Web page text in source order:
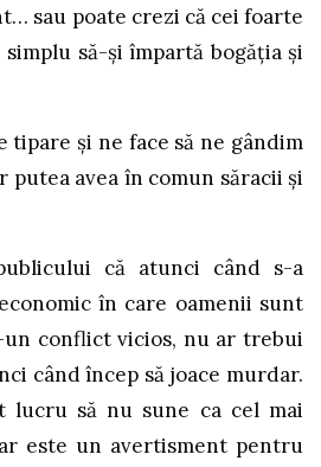
sau poate crezi că cei foarte
să-și împartă bogăția și
tipare și ne face să ne gândim
putea avea în comun săracii și
că atunci când s-a
în care oamenii sunt
conflict vicios, nu ar trebui
când încep să joace murdar.
lucru să nu sune ca cel mai
este un avertisment pentru